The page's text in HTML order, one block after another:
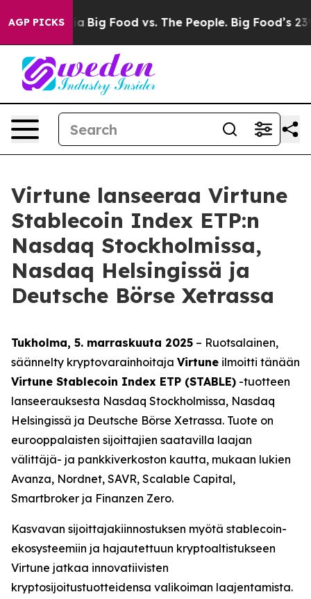
AGP PICKS
Media Big Food vs. The People. Big Food’s 239
Virtune lanseeraa Virtune
Stablecoin Index ETP:n
Nasdaq Stockholmissa,
Nasdaq Helsingissä ja
Deutsche Börse Xetrassa
Tukholma, 5. marraskuuta 2025 – Ruotsalainen,
säännelty kryptovarainhoitaja Virtune ilmoitti tänään
Virtune Stablecoin Index ETP (STABLE) -tuotteen
lanseerauksesta Nasdaq Stockholmissa, Nasdaq
Helsingissä ja Deutsche Börse Xetrassa. Tuote on
eurooppalaisten sijoittajien saatavilla laajan
välittäjä- ja pankkiverkoston kautta, mukaan lukien
Avanza, Nordnet, SAVR, Scalable Capital,
Smartbroker ja Finanzen Zero.
Kasvavan sijoittajakiinnostuksen myötä stablecoin-
ekosysteemiin ja hajautettuun kryptoaltistukseen
Virtune jatkaa innovatiivisten
kryptosijoitustuotteidensa valikoiman laajentamista.